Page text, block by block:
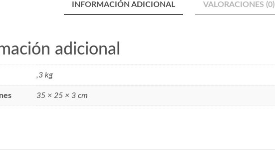
INFORMACIÓN ADICIONAL VALORACIONES (0)
adicional
,3 kg
35 × 25 × 3 cm